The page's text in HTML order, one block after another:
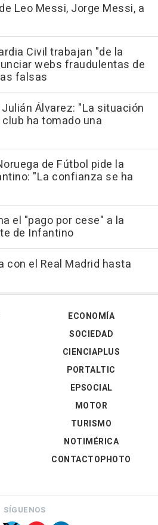
Leo Messi, Jorge Messi, a
Civil trabajan "de la
webs fraudulentas de
falsas
Álvarez: "La situación
ha tomado una
de Fútbol pide la
"La confianza se ha
el "pago por cese" a la
de Infantino
con el Real Madrid hasta
ECONOMÍA
SOCIEDAD
CIENCIAPLUS
PORTALTIC
EPSOCIAL
MOTOR
TURISMO
NOTIMÉRICA
CONTACTOPHOTO
SÍGUENOS